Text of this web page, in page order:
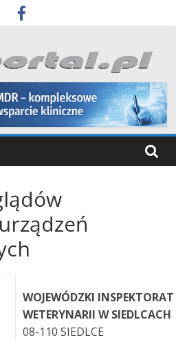
WOJEWÓDZKI INSPEKTORAT
WETERYNARII W SIEDLCACH
08-110 SIEDLCE